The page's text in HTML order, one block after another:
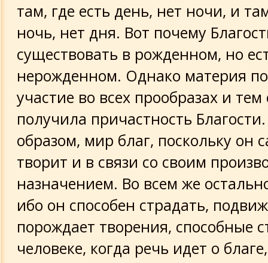
там, где есть день, нет ночи, и
ночь, нет дня. Вот почему
существовать в рожденном, но
нерожденном. Однако материя
участие во всех прообразах и
получила причастность
образом, мир благ, поскольку он
творит и в связи со своим
назначением. Во всем же
ибо он способен страдать,
порождает творения, способные
человеке, когда речь идет о